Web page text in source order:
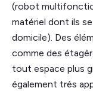
(robot
matériel dont ils
domicile). Des
comme des
tout espace plus
également très